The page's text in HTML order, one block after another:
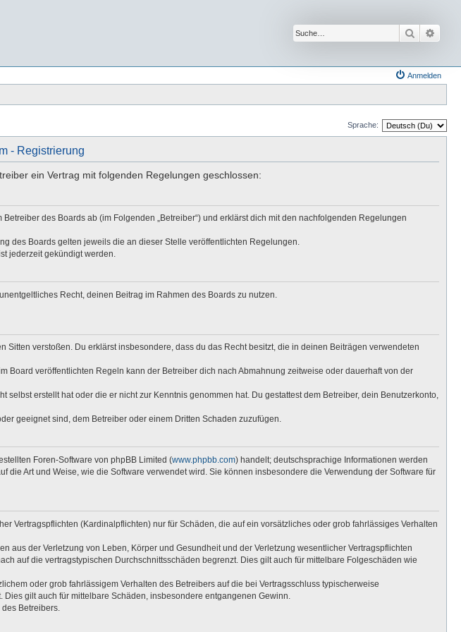
Suche
Anmelden
Sprache:
- Registrierung
ein Vertrag mit folgenden Regelungen geschlossen:
des Boards ab (im Folgenden „Betreiber“) und erklärst dich mit den nachfolgenden Regelungen
des Boards gelten jeweils die an dieser Stelle veröffentlichten Regelungen.
jederzeit gekündigt werden.
Recht, deinen Beitrag im Rahmen des Boards zu nutzen.
verstoßen. Du erklärst insbesondere, dass du das Recht besitzt, die in deinen Beiträgen verwendeten
veröffentlichten Regeln kann der Betreiber dich nach Abmahnung zeitweise oder dauerhaft von der
erstellt hat oder die er nicht zur Kenntnis genommen hat. Du gestattest dem Betreiber, dein Benutzerkonto,
geeignet sind, dem Betreiber oder einem Dritten Schaden zuzufügen.
Foren-Software von phpBB Limited (www.phpbb.com) handelt; deutschsprachige Informationen werden
die Art und Weise, wie die Software verwendet wird. Sie können insbesondere die Verwendung der Software für
Vertragspflichten (Kardinalpflichten) nur für Schäden, die auf ein vorsätzliches oder grob fahrlässiges Verhalten
aus der Verletzung von Leben, Körper und Gesundheit und der Verletzung wesentlicher Vertragspflichten
auf die vertragstypischen Durchschnittsschäden begrenzt. Dies gilt auch für mittelbare Folgeschäden wie
oder grob fahrlässigem Verhalten des Betreibers auf die bei Vertragsschluss typischerweise
gilt auch für mittelbare Schäden, insbesondere entgangenen Gewinn.
Betreibers.